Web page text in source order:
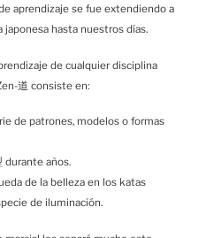
aprendizaje se fue extendiendo a
hasta nuestros días.
de cualquier disciplina
道 consiste en:
de patrones, modelos o formas
durante años.
de la belleza en los katas
de iluminación.